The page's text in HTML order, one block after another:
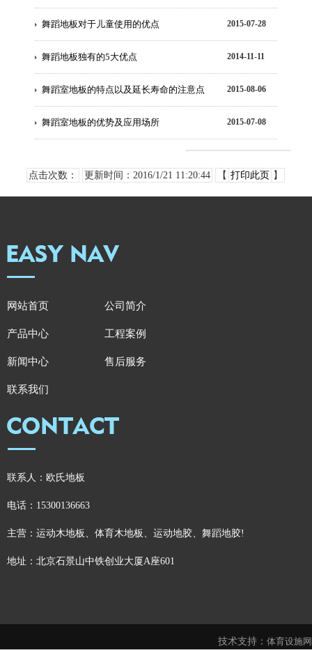
2015-07-28
舞蹈地板对于儿童使用的优点
2014-11-11
舞蹈地板独有的5大优点
2015-08-06
舞蹈室地板的特点以及延长寿命的注意点
2015-07-08
舞蹈室地板的优势及应用场所
点击次数： 更新时间：2016/1/21 11:20:44 【 打印此页 】
网站首页 公司简介
产品中心 工程案例
新闻中心 售后服务
联系我们
联系人：欧氏地板
电话：15300136663
主营：运动木地板、体育木地板、运动地胶、舞蹈地胶!
地址：北京石景山中铁创业大厦A座601
技术支持： 体育设施网